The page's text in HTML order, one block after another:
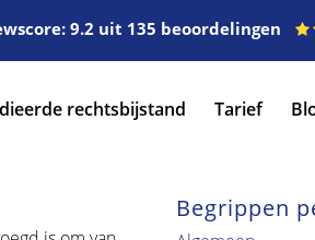
9.2 uit 135 beoordelingen
rechtsbijstand Tarief
Begrippen